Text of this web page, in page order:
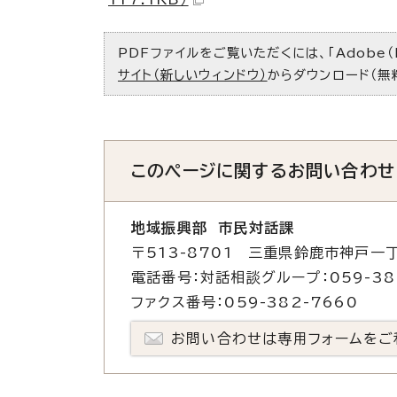
PDFファイルをご覧いただくには、「Adobe
サイト（新しいウィンドウ） からダウンロード（無
このページに関するお問い合わせ
地域振興部 市民対話課
〒513-8701 三重県鈴鹿市神戸一
電話番号：対話相談グループ：
ファクス番号：059-382-7660
お問い合わせは専用フォームをご